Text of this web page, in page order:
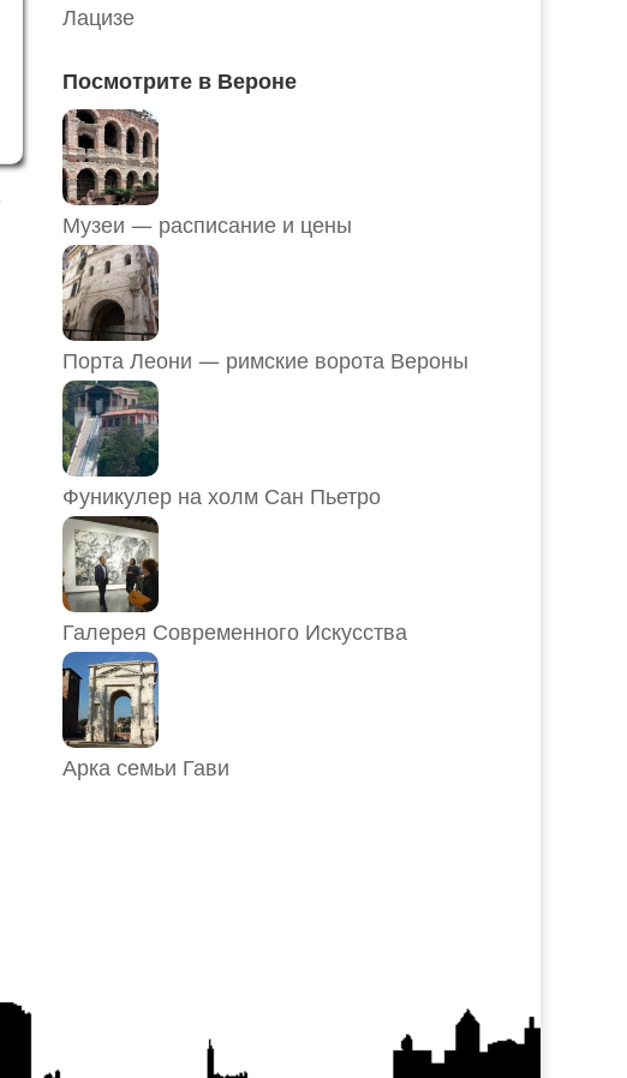
Лацизе
Посмотрите в Вероне
Музеи — расписание и цены
Порта Леони — римские ворота Вероны
Фуникулер на холм Сан Пьетро
Галерея Современного Искусства
Арка семьи Гави